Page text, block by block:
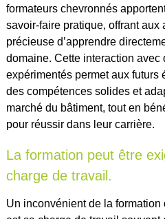
formateurs chevronnés
savoir-faire pratique, offrant aux
précieuse d’apprendre
domaine. Cette interaction avec
expérimentés permet aux futurs
des compétences solides et
marché du bâtiment, tout en
pour réussir dans leur carrière.
La formation peut être
charge de travail.
Un inconvénient de la formation